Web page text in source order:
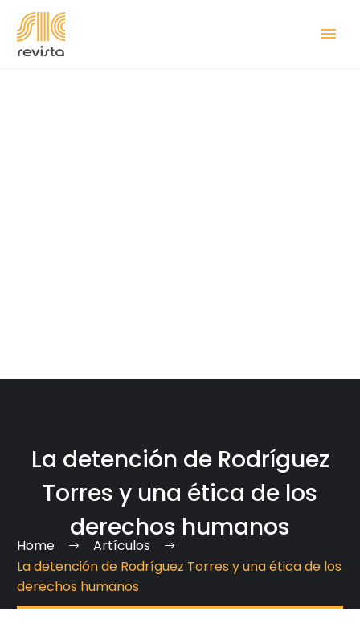
La detención de Rodríguez
Torres y una ética de los
derechos humanos
Home
Artículos
La detención de Rodríguez Torres y una ética de los
derechos humanos